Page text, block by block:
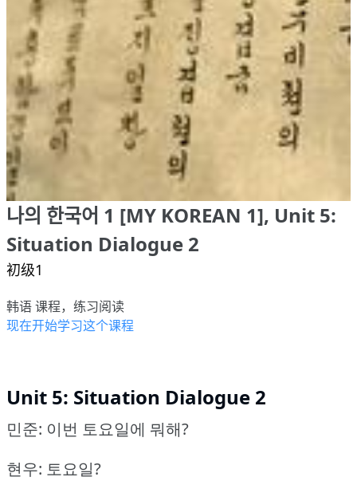
나의 한국어 1 [MY KOREAN 1], Unit 5:
Situation Dialogue 2
初级1
韩语 课程，练习阅读
现在开始学习这个课程
Unit 5: Situation Dialogue 2
민준: 이번 토요일에 뭐해?
현우: 토요일?